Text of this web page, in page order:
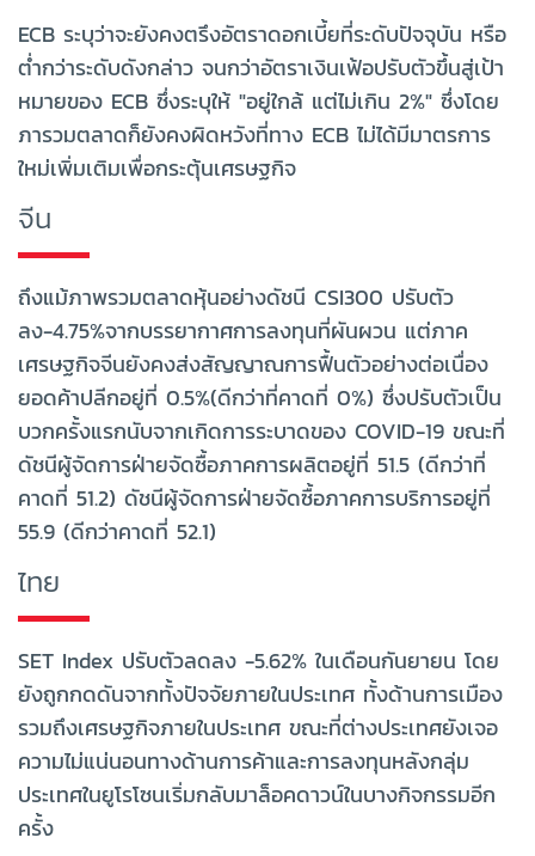
ECB ระบุว่าจะยังคงตรึงอัตราดอกเบี้ยที่ระดับปัจจุบัน หรือ
ต่ำกว่าระดับดังกล่าว จนกว่าอัตราเงินเฟ้อปรับตัวขึ้นสู่เป้า
หมายของ ECB ซึ่งระบุให้ "อยู่ใกล้ แต่ไม่เกิน 2%" ซึ่งโดย
ภารวมตลาดก็ยังคงผิดหวังที่ทาง ECB ไม่ได้มีมาตรการ
ใหม่เพิ่มเติมเพื่อกระตุ้นเศรษฐกิจ
จีน
ถึงแม้ภาพรวมตลาดหุ้นอย่างดัชนี CSI300 ปรับตัว
ลง-4.75%จากบรรยากาศการลงทุนที่ผันผวน แต่ภาค
เศรษฐกิจจีนยังคงส่งสัญญาณการฟื้นตัวอย่างต่อเนื่อง
ยอดค้าปลีกอยู่ที่ 0.5%(ดีกว่าที่คาดที่ 0%) ซึ่งปรับตัวเป็น
บวกครั้งแรกนับจากเกิดการระบาดของ COVID-19 ขณะที่
ดัชนีผู้จัดการฝ่ายจัดซื้อภาคการผลิตอยู่ที่ 51.5 (ดีกว่าที่
คาดที่ 51.2) ดัชนีผู้จัดการฝ่ายจัดซื้อภาคการบริการอยู่ที่
55.9 (ดีกว่าคาดที่ 52.1)
ไทย
SET Index ปรับตัวลดลง -5.62% ในเดือนกันยายน โดย
ยังถูกกดดันจากทั้งปัจจัยภายในประเทศ ทั้งด้านการเมือง
รวมถึงเศรษฐกิจภายในประเทศ ขณะที่ต่างประเทศยังเจอ
ความไม่แน่นอนทางด้านการค้าและการลงทุนหลังกลุ่ม
ประเทศในยูโรโซนเริ่มกลับมาล็อคดาวน์ในบางกิจกรรมอีก
ครั้ง